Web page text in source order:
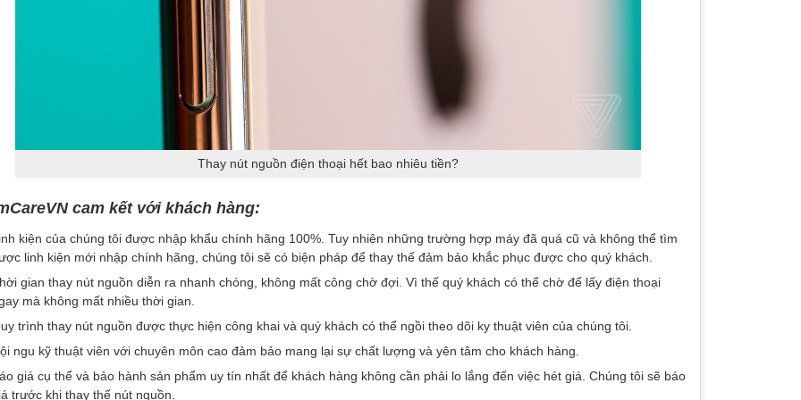
Thay nút nguồn điện thoại hết bao nhiêu tiền?
cam kết với khách hàng:
kiện của chúng tôi được nhập khẩu chính hãng 100%. Tuy nhiên những trường hợp máy đã quá cũ và không thể tìm
linh kiện mới nhập chính hãng, chúng tôi sẽ có biện pháp để thay thế đảm bảo khắc phục được cho quý khách.
gian thay nút nguồn diễn ra nhanh chóng, không mất công chờ đợi. Vì thế quý khách có thể chờ để lấy điện thoại
mà không mất nhiều thời gian.
trình thay nút nguồn được thực hiện công khai và quý khách có thể ngồi theo dõi ky thuật viên của chúng tôi.
ngu kỹ thuật viên với chuyên môn cao đảm bảo mang lại sự chất lượng và yên tâm cho khách hàng.
giá cụ thể và bảo hành sản phẩm uy tín nhất để khách hàng không cần phải lo lắng đến việc hét giá. Chúng tôi sẽ báo
trước khi thay thế nút nguồn.